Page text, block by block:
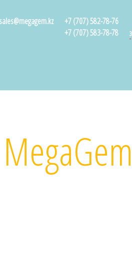
sales@megagem.kz
+7 (707) 582-78-76
+7 (707) 583-78-78